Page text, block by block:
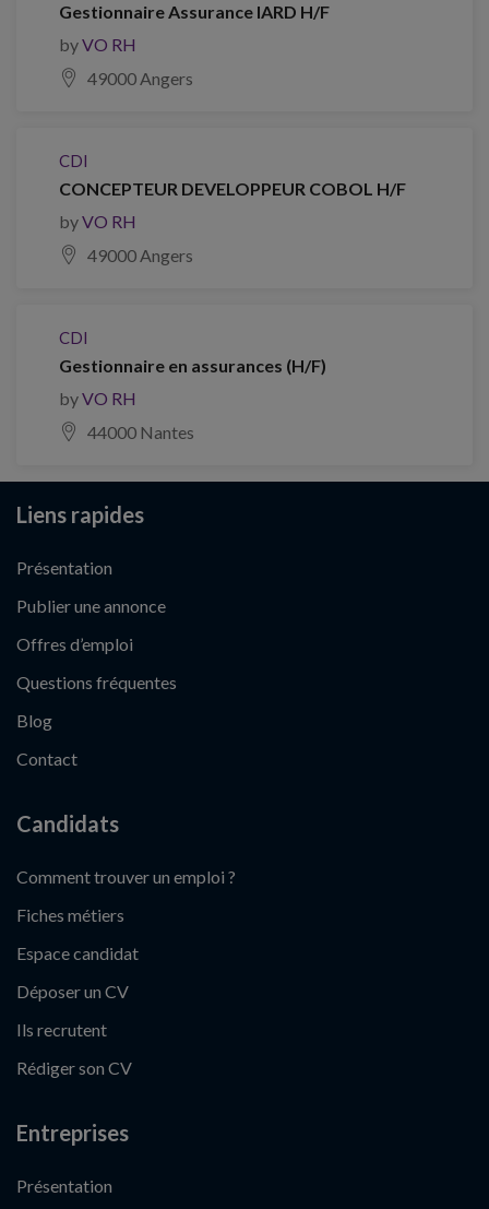
Gestionnaire Assurance IARD H/F
byVO RH
49000 Angers
CDI
CONCEPTEUR DEVELOPPEUR COBOL H/F
byVO RH
49000 Angers
CDI
Gestionnaire en assurances (H/F)
byVO RH
44000 Nantes
Liens rapides
Présentation
Publier une annonce
Offres d’emploi
Questions fréquentes
Blog
Contact
Candidats
Comment trouver un emploi ?
Fiches métiers
Espace candidat
Déposer un CV
Ils recrutent
Rédiger son CV
Entreprises
Présentation